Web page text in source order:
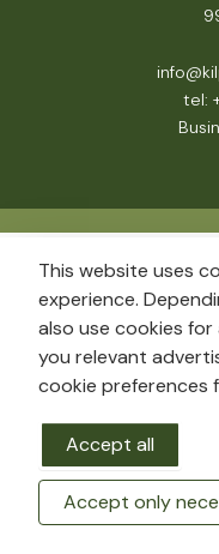
tel:
BOOK A ROOM
This website uses
experience.
also use cookies
you relevant
cookie preferences
Accept all
Accept only